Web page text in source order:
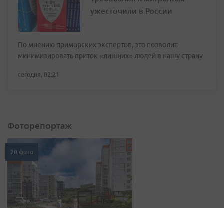
ужесточили в России
По мнению приморских экспертов, это позволит
минимизировать приток «лишних» людей в нашу страну
сегодня, 02:21
Фоторепортаж
20 фото